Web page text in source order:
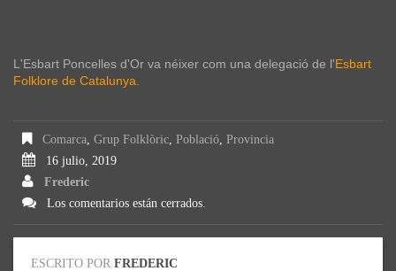
L'Esbart Poncelles d'Or va néixer com una delegació de l'Esbart
Folklore de Catalunya
Comarca, Grup Folklòric, Població, Provincia
16 julio, 2019
Frederic
Los comentarios están cerrados.
ESCRITO POR FREDERIC